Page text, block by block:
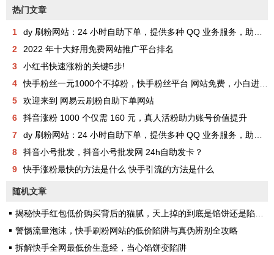
热门文章
1
dy 刷粉网站：24 小时自助下单，提供多种 QQ 业务服务，助你成为网红
2
2022 年十大好用免费网站推广平台排名
3
小红书快速涨粉的关键5步!
4
快手粉丝一元1000个不掉粉，快手粉丝平台 网站免费，小白进来看看，教你如何快速涨粉1000，其实很简单！
5
欢迎来到 网易云刷粉自助下单网站
6
抖音涨粉 1000 个仅需 160 元，真人活粉助力账号价值提升
7
dy 刷粉网站：24 小时自助下单，提供多种 QQ 业务服务，助你成为网红
8
抖音小号批发，抖音小号批发网 24h自助发卡？
9
快手涨粉最快的方法是什么 快手引流的方法是什么
随机文章
揭秘快手红包低价购买背后的猫腻，天上掉的到底是馅饼还是陷阱？
警惕流量泡沫，快手刷粉网站的低价陷阱与真伪辨别全攻略
拆解快手全网最低价生意经，当心馅饼变陷阱